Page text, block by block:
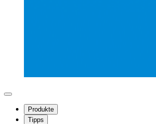
Produkte
Tipps